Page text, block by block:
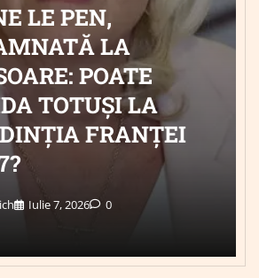
LE PEN,
LA
POATE
TOTUȘI LA
FRANȚEI
Iulie 7, 2026 0